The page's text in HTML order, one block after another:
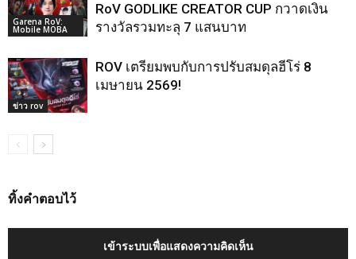
Garena RoV:
Mobile MOBA
RoV GODLIKE CREATOR CUP กวาดเงิน
รางวัลรวมทะลุ 7 แสนบาท
ข่าว rov
ROV เตรียมพบกับการปรับสมดุลฮีโร่ 8
เมษายน 2569!
ทิ้งคำตอบไว้
เข้าระบบเพื่อแสดงความคิดเห็น